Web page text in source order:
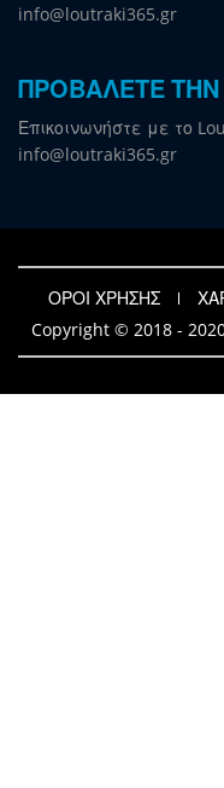
info@loutraki365.gr
ΠΡΟΒΑΛΕΤΕ ΤΗΝ
Επικοινωνήστε με το
info@loutraki365.gr
ΟΡΟΙ ΧΡΗΣΗΣ
Copyright © 2018 -